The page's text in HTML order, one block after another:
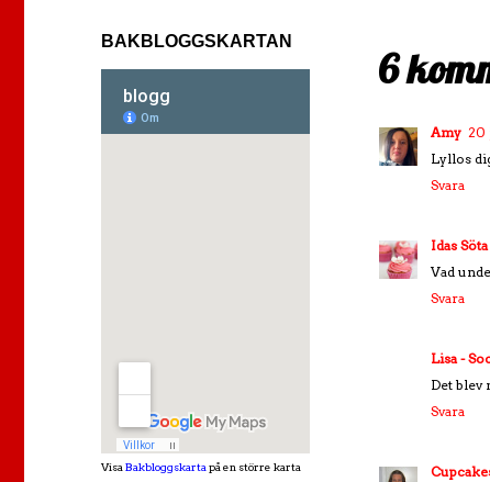
6
Amy 20
Lyllos
Svara
Idas Söta
Vad
Svara
Lisa -
Det blev
Svara
BAKBLOGGSKARTAN
Visa Bakbloggskarta på en större karta